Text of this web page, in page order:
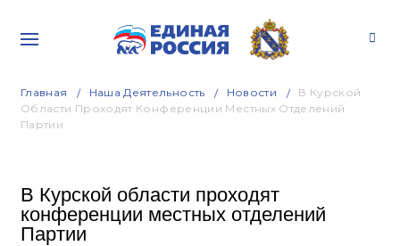
Главная Наша Деятельность Новости
В Курской
Области Проходят Конференции Местных Отделений
Партии
В Курской области проходят
конференции местных отделений
Партии